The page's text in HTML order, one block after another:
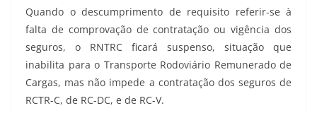
Quando o descumprimento de requisito referir-se à
falta de comprovação de contratação ou vigência dos
seguros, o RNTRC ficará suspenso, situação que
inabilita para o Transporte Rodoviário Remunerado de
Cargas, mas não impede a contratação dos seguros de
RCTR-C, de RC-DC, e de RC-V.